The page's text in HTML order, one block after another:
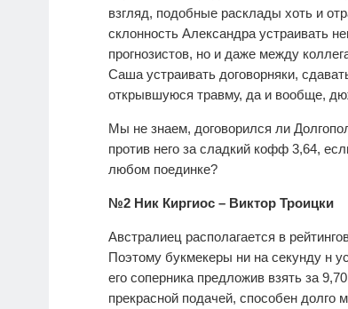
взгляд, подобные расклады хоть и
склонность Александра устраивать
прогнозистов, но и даже между
Саша устраивать договорняки,
открывшуюся травму, да и вообще,
Мы не знаем, договорился ли
против него за сладкий кофф 3,64,
любом поединке?
№2 Ник Киргиос – Виктор Троицки
Австралиец располагается в
Поэтому букмекеры ни на секунду н
его соперника предложив взять за
прекрасной подачей, способен долго